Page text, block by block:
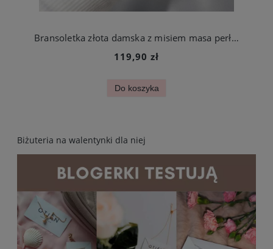
Bransoletka złota damska z misiem masa perłowa stal chirurgiczna
119,90 zł
Do koszyka
Biżuteria na walentynki dla niej